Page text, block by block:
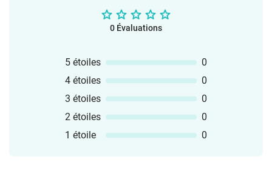
0 Évaluations
5 étoiles
0
4 étoiles
0
3 étoiles
0
2 étoiles
0
1 étoile
0